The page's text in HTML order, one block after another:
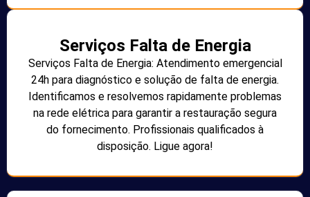
Serviços Falta de Energia
Serviços Falta de Energia: Atendimento emergencial
24h para diagnóstico e solução de falta de energia.
Identificamos e resolvemos rapidamente problemas
na rede elétrica para garantir a restauração segura
do fornecimento. Profissionais qualificados à
disposição. Ligue agora!